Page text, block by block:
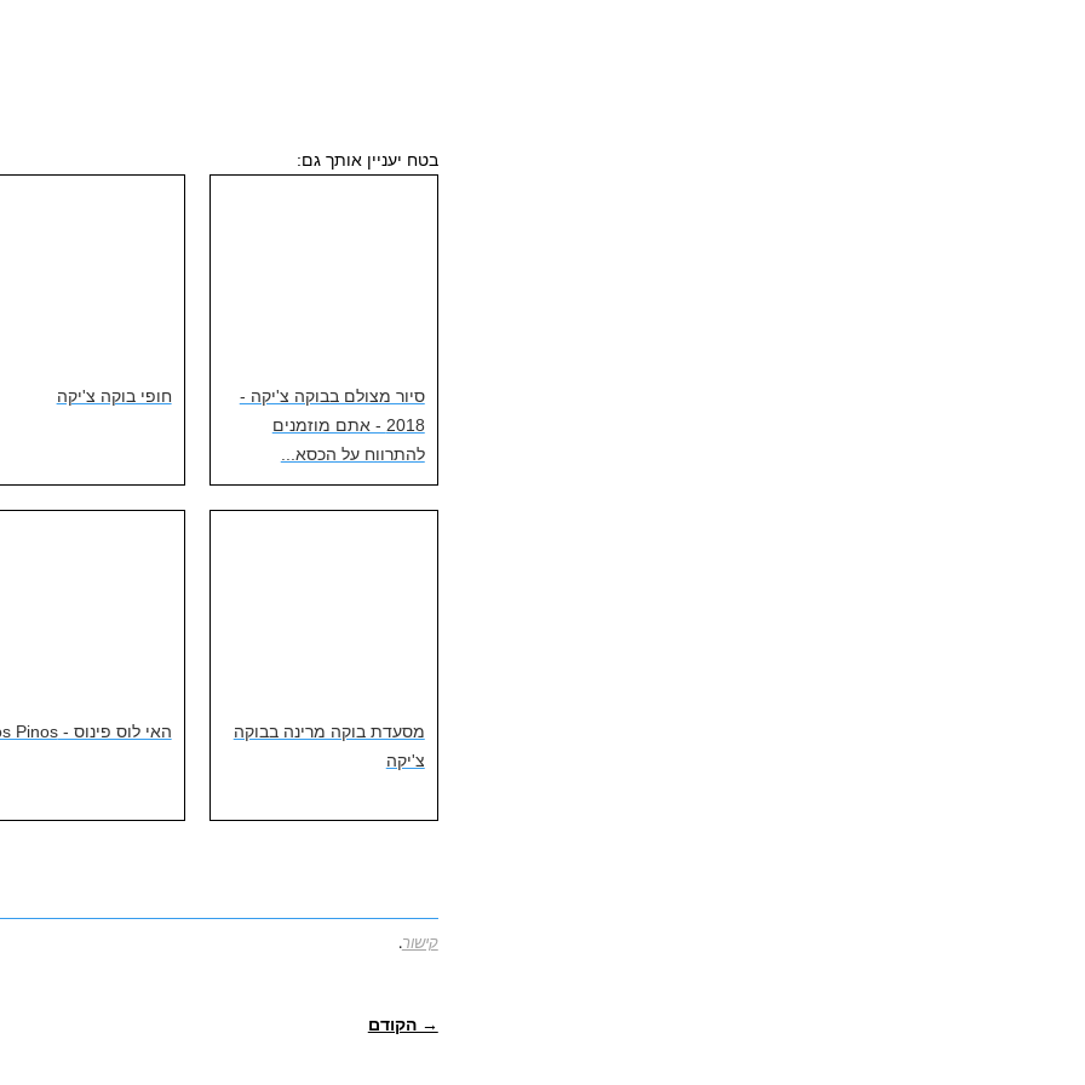
בטח יעניין אותך גם:
סיור מצולם בבוקה צ'יקה -
2018 - אתם מוזמנים
להתרווח על הכסא...
חופי בוקה צ'יקה
מסעדת בוקה מרינה בבוקה
צ'יקה
האי לוס פינוס - Los Pinos
קישור.
→ הקודם